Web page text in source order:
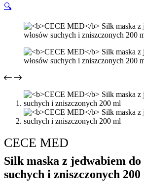
🔍
CECE MED
Silk maska z jedwabiem do
suchych i zniszczonych 200